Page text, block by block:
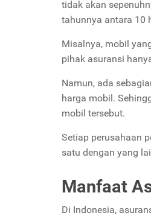
tidak akan
tahunnya antara 10
Misalnya, mobil
pihak asuransi
Namun, ada
harga mobil.
mobil tersebut.
Setiap perusahaan
satu dengan yang
Manfaat
Di Indonesia,